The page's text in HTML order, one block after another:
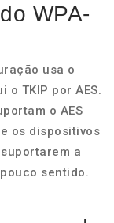
WPA-
usa o
o TKIP por AES.
o AES
os dispositivos
a
sentido.